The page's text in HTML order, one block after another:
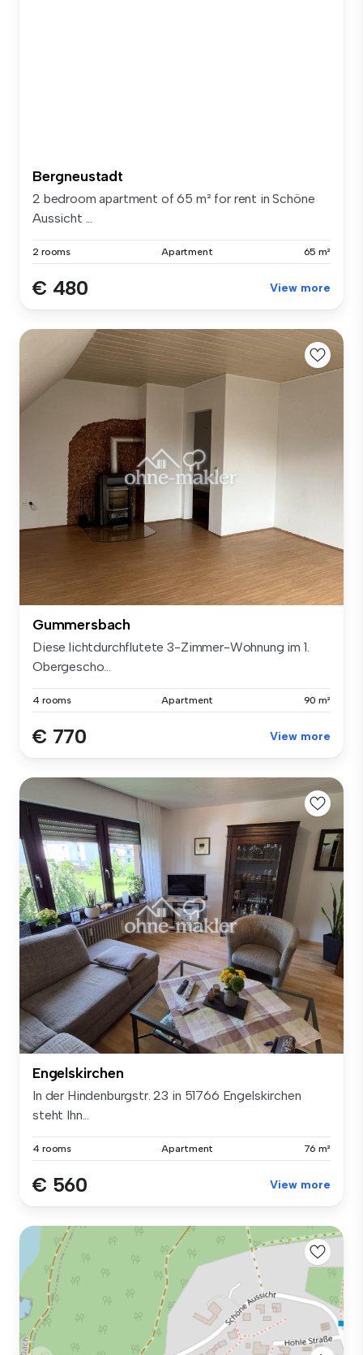
Bergneustadt
2 bedroom apartment of 65 m² for rent in Schöne
Aussicht ...
2 rooms Apartment 65 m²
€ 480 View more
Gummersbach
Diese lichtdurchflutete 3-Zimmer-Wohnung im 1.
Obergescho...
4 rooms Apartment 90 m²
€ 770 View more
Engelskirchen
In der Hindenburgstr. 23 in 51766 Engelskirchen
steht Ihn...
4 rooms Apartment 76 m²
€ 560 View more